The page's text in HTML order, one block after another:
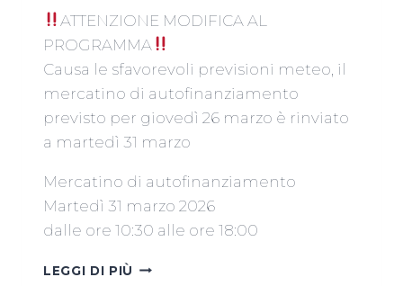
ATTENZIONE MODIFICA AL
PROGRAMMA
Causa le sfavorevoli previsioni meteo, il
mercatino di autofinanziamento
previsto per giovedì 26 marzo è rinviato
a martedì 31 marzo
Mercatino di autofinanziamento
Martedì 31 marzo 2026
dalle ore 10:30 alle ore 18:00
LEGGI DI PIÙ MERCATINO